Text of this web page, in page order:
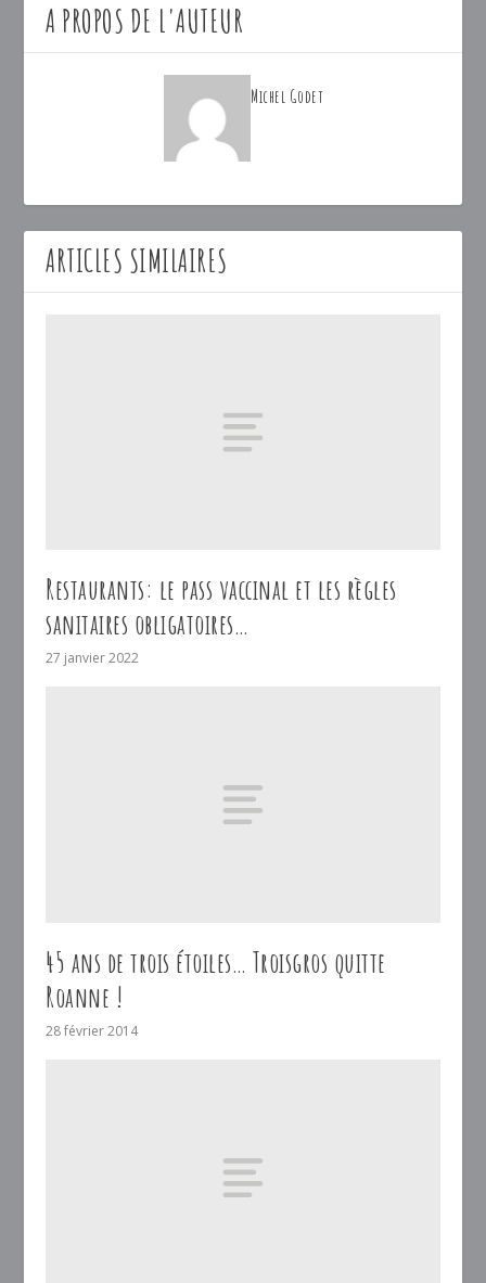
A PROPOS DE L'AUTEUR
Michel Godet
ARTICLES SIMILAIRES
Restaurants: le pass vaccinal et les règles
sanitaires obligatoires…
27 janvier 2022
45 ans de trois étoiles… Troisgros quitte
Roanne !
28 février 2014